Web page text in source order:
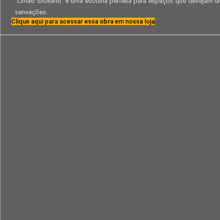
sensações.
Clique aqui para acessar essa obra em nossa loja